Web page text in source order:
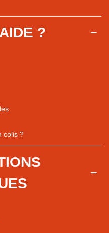
du magasin
vous, Point relais, Retrait magasin
?
colis ?